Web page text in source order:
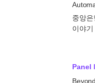
중앙
이야기
Panel